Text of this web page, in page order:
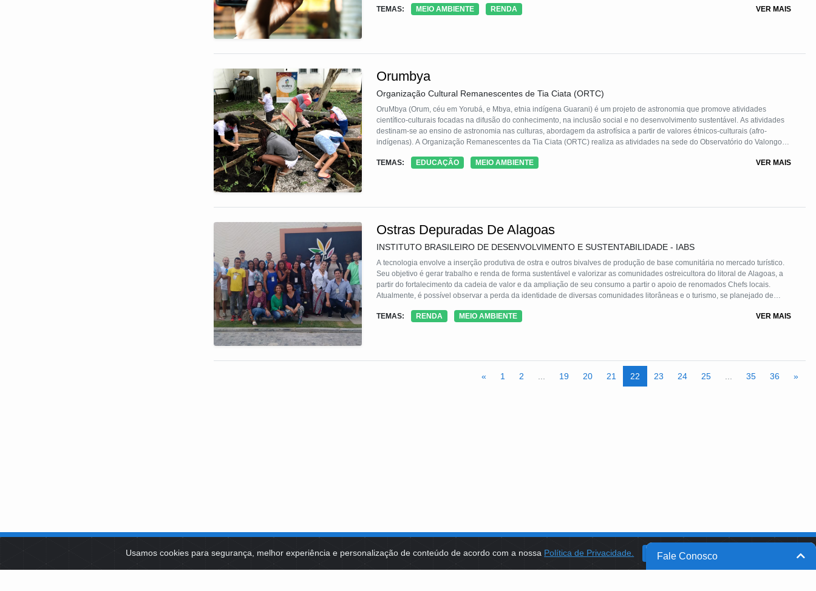
Usamos cookies para segurança, melhor experiência e personalização de conteúdo de acordo com a nossa Política de Privacidade. OK
articulação em rede dos diferentes atores da cadeia de produção, conecta quem produz com quem compra, promovendo
TEMAS: MEIO AMBIENTE RENDA VER MAIS
Orumbya
Organização Cultural Remanescentes de Tia Ciata (ORTC)
OruMbya (Orum, céu em Yorubá, e Mbya, etnia indígena Guarani) é um projeto de astronomia que promove atividades
científico-culturais focadas na difusão do conhecimento, na inclusão social e no desenvolvimento sustentável. As atividades
destinam-se ao ensino de astronomia nas culturas, abordagem da astrofísica a partir de valores étnicos-culturais (afro-
indígenas). A Organização Remanescentes da Tia Ciata (ORTC) realiza as atividades na sede do Observatório do Valongo
resistência e reafirmação da identidade negra e uma das regiões mais vulneráveis socialmente do Rio de Janeiro.
TEMAS: EDUCAÇÃO MEIO AMBIENTE VER MAIS
Ostras Depuradas De Alagoas
INSTITUTO BRASILEIRO DE DESENVOLVIMENTO E SUSTENTABILIDADE - IABS
A tecnologia envolve a inserção produtiva de ostra e outros bivalves de produção de base comunitária no mercado turístico.
Seu objetivo é gerar trabalho e renda de forma sustentável e valorizar as comunidades ostreicultora do litoral de Alagoas, a
partir do fortalecimento da cadeia de valor e da ampliação de seu consumo a partir o apoio de renomados Chefs locais.
Atualmente, é possível observar a perda da identidade de diversas comunidades litorâneas e o turismo, se planejado de
dinamizador da economia e por dar visibilidade a estas comunidades e seus modos de vida.
TEMAS: RENDA MEIO AMBIENTE VER MAIS
« 1 2 19 20 21 22 23 24 25 35 36 »
Fale Conosco
PLATAFORMA DE TECNOLOGIAS IDENTIDADE VISUAL BANCO DO BRASIL